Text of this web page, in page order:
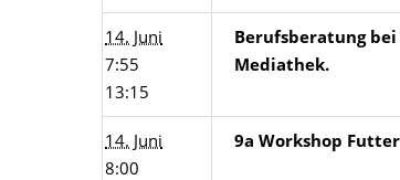
14. Juni
7:55
13:15
Berufsberatung bei
Mediathek.
14. Juni
8:00
9a Workshop